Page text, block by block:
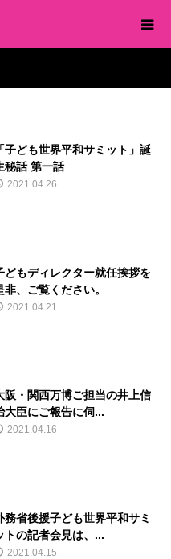
「子ども世界平和サミット」誕
秘話 第一話
2021.04.26
どもディレクター就任挨拶を
非、ご覧ください。
2021.04.21
阪・関西万博ご担当の井上信
大臣にご報告に伺...
2021.04.16
務省後援子ども世界平和サミ
トの記者会見は、...
2021.04.15